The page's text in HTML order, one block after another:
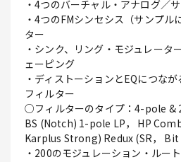
・4つのバーチャル・アナログ／
・4つのFMシンセシス（サンプル
ター
・シンク、リング・モジュレータ
ェーピング
・ディストーションとEQにつな
フィルター
○フィルターのタイプ：4-pole &
BS (Notch) 1-pole LP， HP
Karplus Strong) Redux (SR，
・200のモジュレーション・ルー